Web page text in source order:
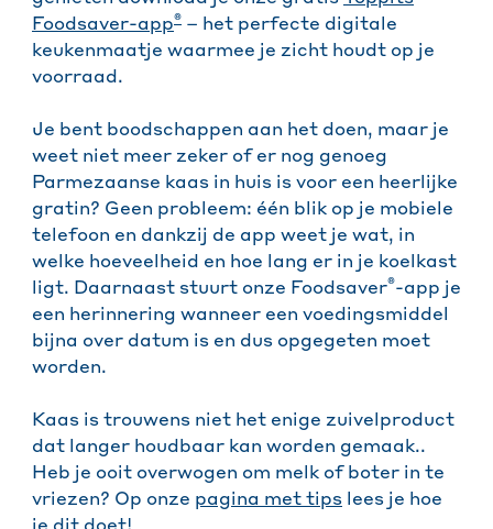
Foodsaver-app® – het perfecte digitale
keukenmaatje waarmee je zicht houdt op je
voorraad.
Je bent boodschappen aan het doen, maar je
weet niet meer zeker of er nog genoeg
Parmezaanse kaas in huis is voor een heerlijke
gratin? Geen probleem: één blik op je mobiele
telefoon en dankzij de app weet je wat, in
welke hoeveelheid en hoe lang er in je koelkast
ligt. Daarnaast stuurt onze Foodsaver®-app je
een herinnering wanneer een voedingsmiddel
bijna over datum is en dus opgegeten moet
worden.
Kaas is trouwens niet het enige zuivelproduct
dat langer houdbaar kan worden gemaak..
Heb je ooit overwogen om melk of boter in te
vriezen? Op onze pagina met tips lees je hoe